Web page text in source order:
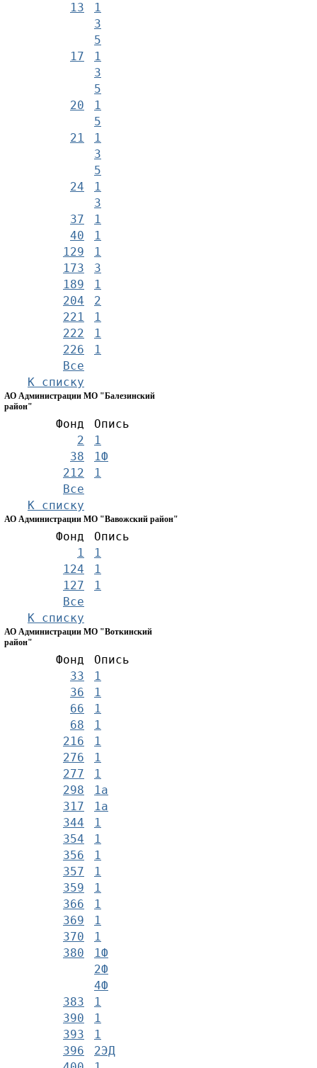
13
1
3
5
17
1
3
5
20
1
5
21
1
3
5
24
1
3
37
1
40
129
1
173
1
189
3
204
1
2
221
1
222
1
226
1
Все
К списку
АО Администрации МО "Балезинский
район"
Фонд
Опись
2
1
38
1Ф
212
1
Все
К списку
АО Администрации МО "Вавожский район"
Фонд
Опись
1
1
124
1
127
1
Все
К списку
АО Администрации МО "Воткинский
район"
Фонд
Опись
33
1
36
1
66
1
68
1
216
1
276
1
277
1
298
1а
317
1а
344
1
354
1
356
1
357
1
359
1
366
1
369
1
370
1
380
1Ф
2Ф
4Ф
383
1
390
1
393
1
396
2ЭД